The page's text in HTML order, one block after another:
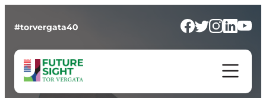
#torvergata40